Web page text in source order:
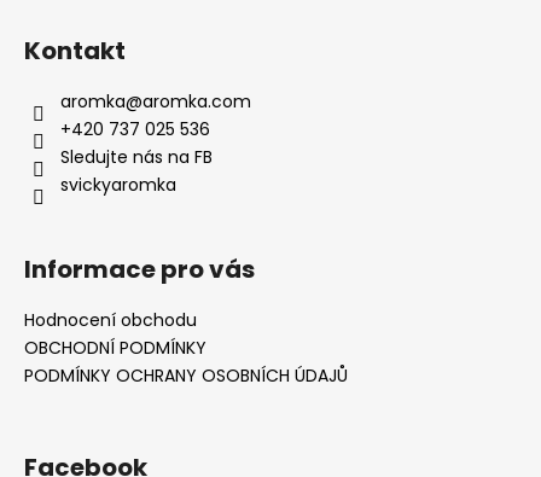
Kontakt
aromka@aromka.com
+420 737 025 536
Sledujte nás na FB
svickyaromka
Informace pro vás
Hodnocení obchodu
OBCHODNÍ PODMÍNKY
PODMÍNKY OCHRANY OSOBNÍCH ÚDAJŮ
Facebook